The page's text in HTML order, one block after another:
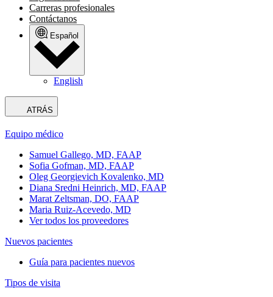
Carreras profesionales
Contáctanos
Español
English
ATRÁS
Equipo médico
Samuel Gallego, MD, FAAP
Sofia Gofman, MD, FAAP
Oleg Georgievich Kovalenko, MD
Diana Sredni Heinrich, MD, FAAP
Marat Zeltsman, DO, FAAP
Maria Ruiz-Acevedo, MD
Ver todos los proveedores
Nuevos pacientes
Guía para pacientes nuevos
Tipos de visita